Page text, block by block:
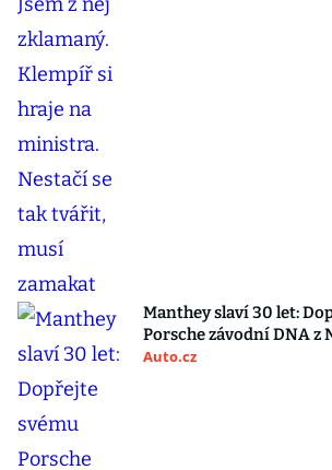
Manthey slaví 30 let:
Porsche závodní DNA
Auto.cz